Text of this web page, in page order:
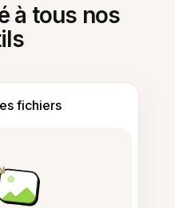
à tous nos
fichiers